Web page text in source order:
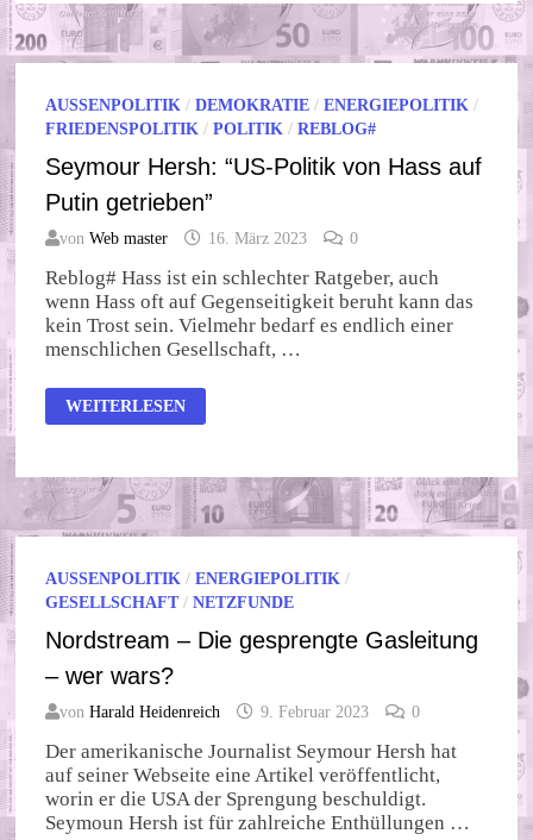
AUSSENPOLITIK /DEMOKRATIE /ENERGIEPOLITIK /
FRIEDENSPOLITIK /POLITIK /REBLOG#
Seymour Hersh: “US-Politik von Hass auf
Putin getrieben”
vonWeb master 16. März 2023 0
Reblog# Hass ist ein schlechter Ratgeber, auch
wenn Hass oft auf Gegenseitigkeit beruht kann das
kein Trost sein. Vielmehr bedarf es endlich einer
menschlichen Gesellschaft, …
SEYMOUR
HERSH:
HASS
AUF
PUTIN
GETRIEBEN”
WEITERLESEN
AUSSENPOLITIK /ENERGIEPOLITIK /
GESELLSCHAFT/NETZFUNDE
Nordstream – Die gesprengte Gasleitung
– wer wars?
vonHarald Heidenreich 9. Februar 2023 0
Der amerikanische Journalist Seymour Hersh hat
auf seiner Webseite eine Artikel veröffentlicht,
worin er die USA der Sprengung beschuldigt.
Seymoun Hersh ist für zahlreiche Enthüllungen …